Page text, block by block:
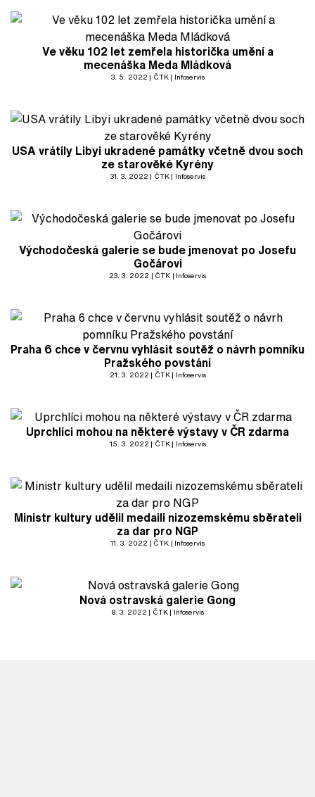
Ve věku 102 let zemřela historička umění a
mecenáška Meda Mládková
3. 5. 2022 ČTK Infoservis
USA vrátily Libyi ukradené památky včetně dvou soch
ze starověké Kyrény
31. 3. 2022 ČTK Infoservis
Východočeská galerie se bude jmenovat po Josefu
Gočárovi
23. 3. 2022 ČTK Infoservis
Praha 6 chce v červnu vyhlásit soutěž o návrh pomníku
Pražského povstání
21. 3. 2022 ČTK Infoservis
Uprchlíci mohou na některé výstavy v ČR zdarma
15. 3. 2022 ČTK Infoservis
Ministr kultury udělil medaili nizozemskému sběrateli
za dar pro NGP
11. 3. 2022 ČTK Infoservis
Nová ostravská galerie Gong
8. 3. 2022 ČTK Infoservis